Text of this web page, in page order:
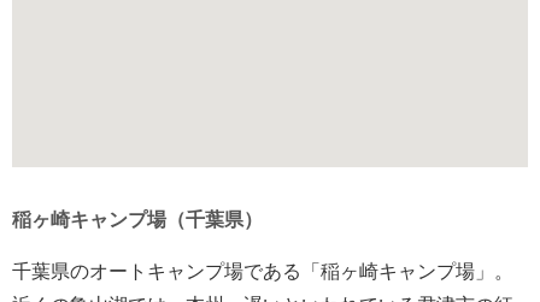
稲ヶ崎キャンプ場（千葉県）
千葉県のオートキャンプ場である「稲ヶ崎キャンプ場」。